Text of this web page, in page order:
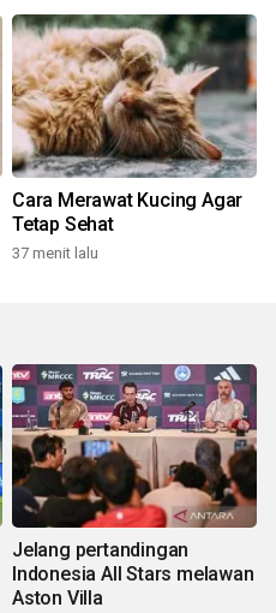
Cara Merawat Kucing Agar
Tetap Sehat
37 menit lalu
Jelang pertandingan
Indonesia All Stars melawan
Aston Villa